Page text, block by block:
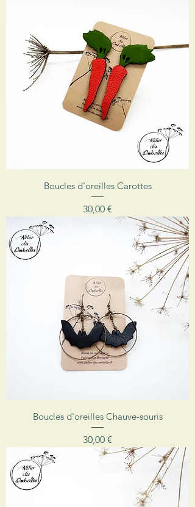
Boucles d'oreilles Carottes
Prix
30,00 €
Boucles d'oreilles Chauve-souris
Prix
30,00 €